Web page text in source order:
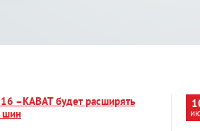
–KABAT будет расширять
шин